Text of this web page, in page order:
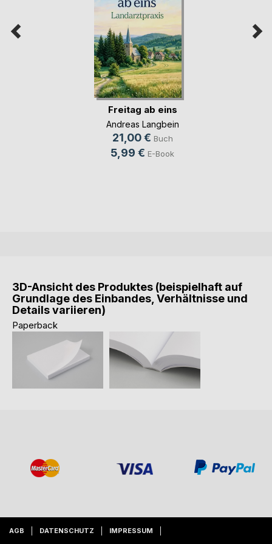
Freitag ab eins
Andreas Langbein
21,00 € Buch
5,99 € E-Book
3D-Ansicht des Produktes (beispielhaft auf
Grundlage des Einbandes, Verhältnisse und
Details variieren)
Paperback
AGB DATENSCHUTZ IMPRESSUM